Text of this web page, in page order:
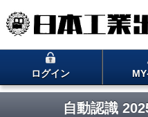
ログイン
自動認識